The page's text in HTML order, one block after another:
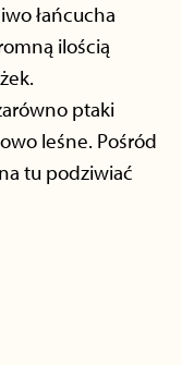
łańcucha
ilością
ptaki
leśne. Pośród
tu podziwiać